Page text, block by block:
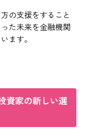
の支援をすること
た未来を金融機関
ます。
資家の新しい選